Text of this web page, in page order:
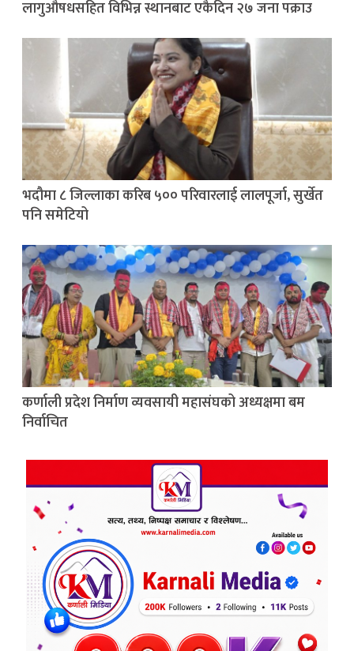
लागुऔषधसहित विभिन्न स्थानबाट एकैदिन २७ जना पक्राउ
भदौमा ८ जिल्लाका करिब ५०० परिवारलाई लालपूर्जा, सुर्खेत
पनि समेटियो
कर्णाली प्रदेश निर्माण व्यवसायी महासंघको अध्यक्षमा बम
निर्वाचित